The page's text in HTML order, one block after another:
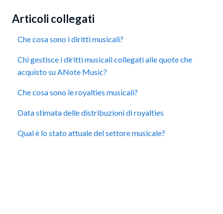
Articoli collegati
Che cosa sono i diritti musicali?
Chi gestisce i diritti musicali collegati alle quote che
acquisto su ANote Music?
Che cosa sono le royalties musicali?
Data stimata delle distribuzioni di royalties
Qual è lo stato attuale del settore musicale?